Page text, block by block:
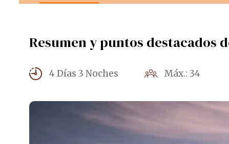
Resumen y puntos destacados
4 Días 3 Noches Máx.: 34